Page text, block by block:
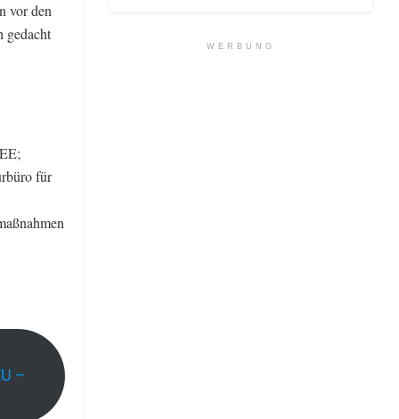
vor den
gedacht
für
–
WERBUNG